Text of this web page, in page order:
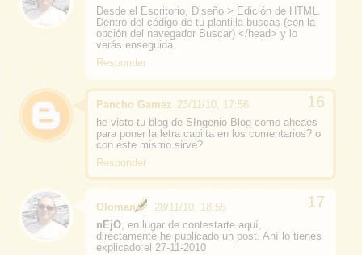
Desde el Escritorio, Diseño > Edición de HTML.
Dentro del código de tu plantilla buscas (con la
opción del navegador Buscar) </head> y lo
verás enseguida.
Responder
Pancho Gamez 23/11/10, 17:56
he visto tu blog de SIngenio Blog como ahcaes
para poner la letra capilta en los comentarios? o
con este mismo sirve?
Responder
Oloman
28/11/10, 18:55
nEjO, en lugar de contestarte aquí,
directamente he publicado un post. Ahí lo tienes
explicado el 27-11-2010